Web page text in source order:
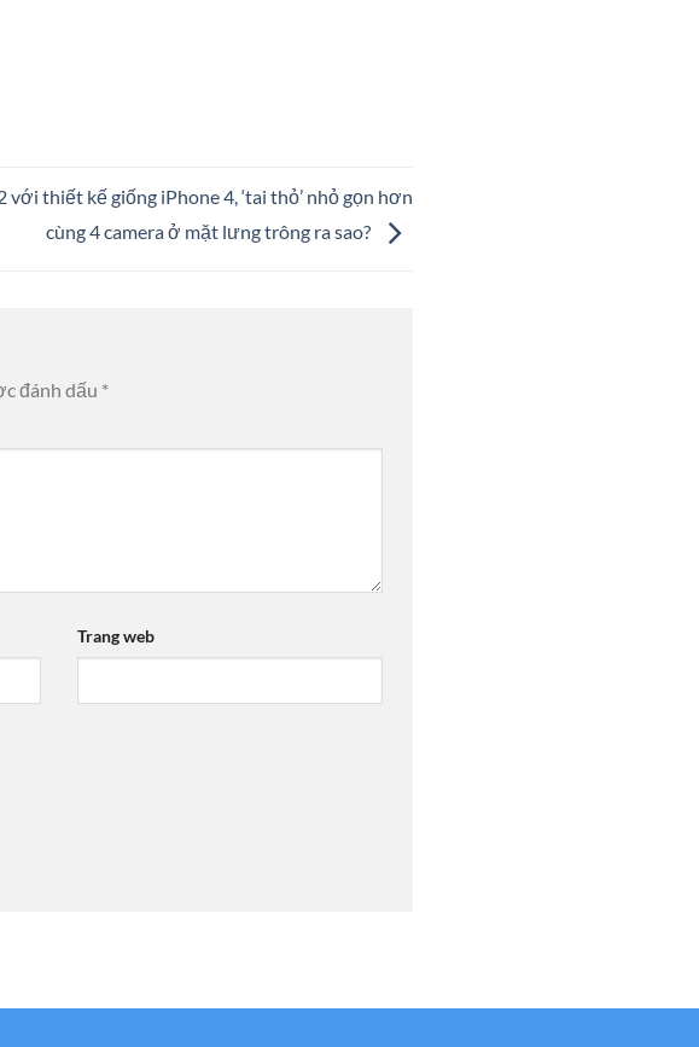
với thiết kế giống iPhone 4, ‘tai thỏ’ nhỏ gọn hơn
cùng 4 camera ở mặt lưng trông ra sao?
đánh dấu *
Trang web